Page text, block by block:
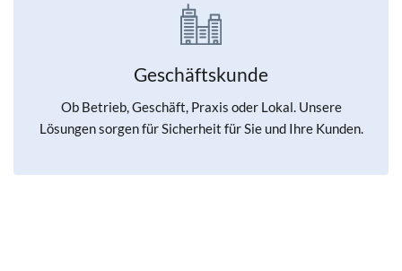
Geschäftskunde
Ob Betrieb, Geschäft, Praxis oder Lokal. Unsere
Lösungen sorgen für Sicherheit für Sie und Ihre Kunden.